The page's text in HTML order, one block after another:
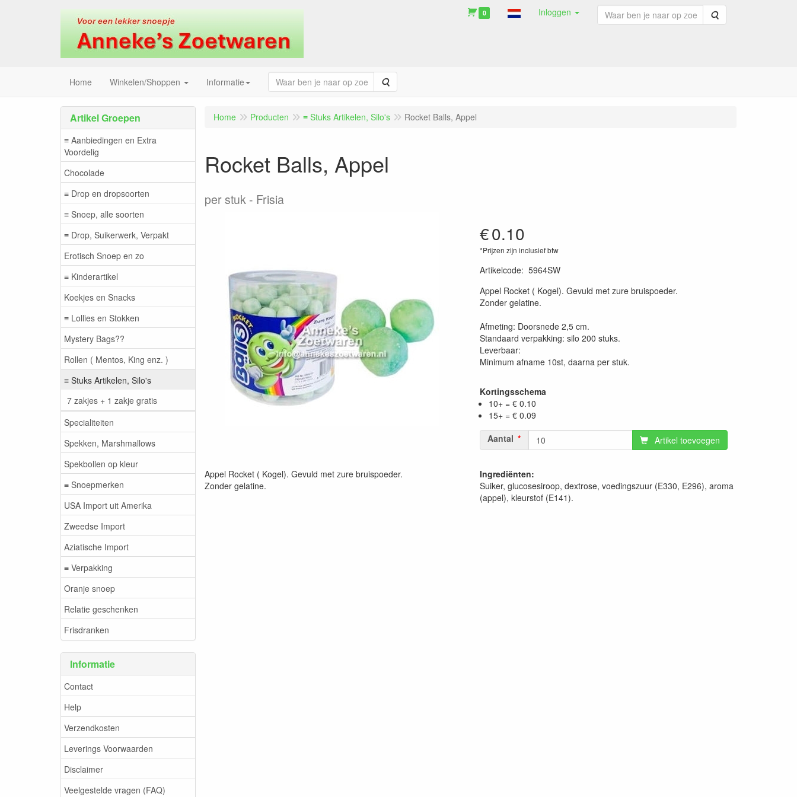
0 Inloggen Zoeken
Home Winkelen/Shoppen Informatie Zoeken
Artikel Groepen
≡ Aanbiedingen en Extra
Voordelig
Chocolade
≡ Drop en dropsoorten
≡ Snoep, alle soorten
≡ Drop, Suikerwerk, Verpakt
Erotisch Snoep en zo
≡ Kinderartikel
Koekjes en Snacks
≡ Lollies en Stokken
Mystery Bags??
Rollen ( Mentos, King enz. )
≡ Stuks Artikelen, Silo's
7 zakjes + 1 zakje gratis
Specialiteiten
Spekken, Marshmallows
Spekbollen op kleur
≡ Snoepmerken
USA Import uit Amerika
Zweedse Import
Aziatische Import
≡ Verpakking
Oranje snoep
Relatie geschenken
Frisdranken
Informatie
Contact
Help
Verzendkosten
Leverings Voorwaarden
Disclaimer
Veelgestelde vragen (FAQ)
Home Producten ≡ Stuks Artikelen, Silo's Rocket Balls, Appel
Rocket Balls, Appel
per stuk Frisia
€0.10
*Prijzen zijn inclusief btw
Artikelcode: 5964SW
Appel Rocket ( Kogel). Gevuld met zure bruispoeder.
Zonder gelatine.
Afmeting: Doorsnede 2,5 cm.
Standaard verpakking: silo 200 stuks.
Leverbaar:
Minimum afname 10st, daarna per stuk.
Kortingsschema
10+ = € 0.10
15+ = € 0.09
Aantal
Artikel toevoegen
Appel Rocket ( Kogel). Gevuld met zure bruispoeder.
Zonder gelatine.
Ingrediënten:
Suiker, glucosesiroop, dextrose, voedingszuur (E330, E296), aroma
(appel), kleurstof (E141).